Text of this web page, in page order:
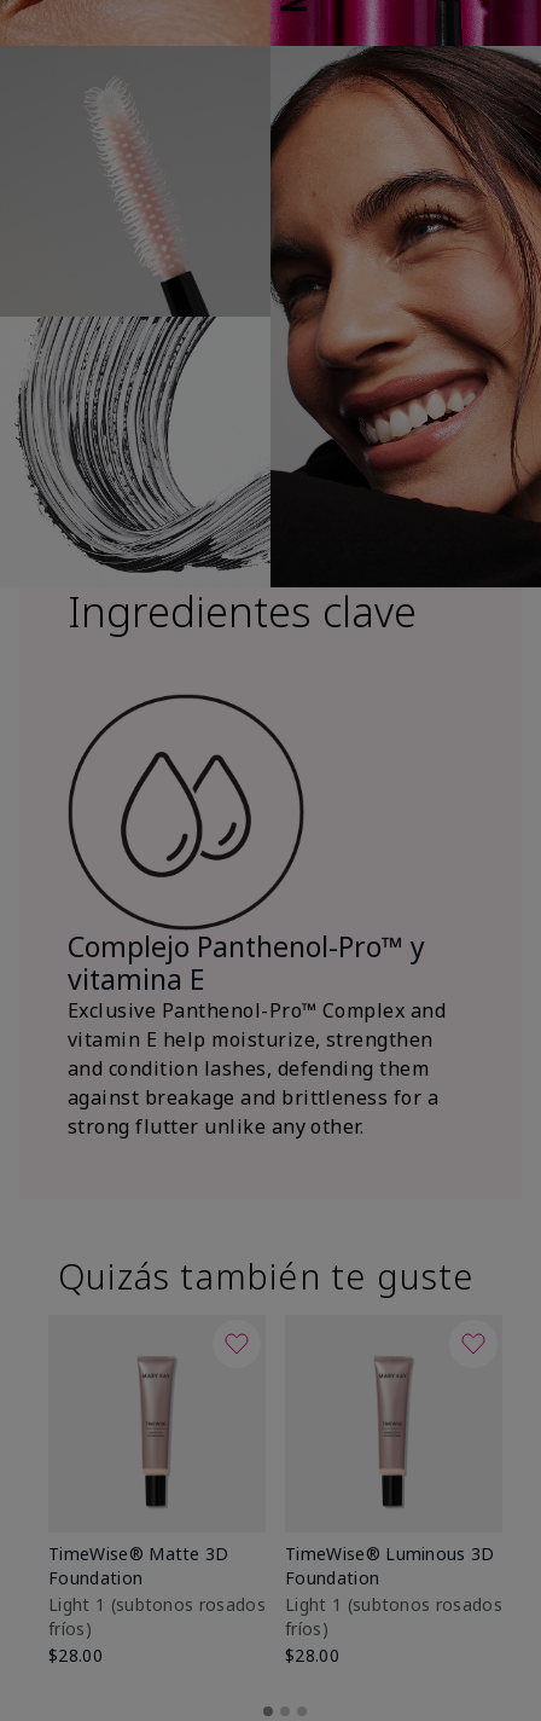
Ingredientes clave
Complejo Panthenol-Pro™ y
vitamina E
Exclusive Panthenol-Pro™ Complex and
vitamin E help moisturize, strengthen
and condition lashes, defending them
against breakage and brittleness for a
strong flutter unlike any other.
Quizás también te guste
TimeWise® Matte 3D
Foundation
Light 1​ (subtonos rosados
fríos)
$28.00
TimeWise® Luminous 3D
Foundation
Light 1​ (subtonos rosados
fríos)
$28.00